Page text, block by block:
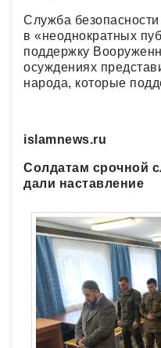
Служба
в «неоднократных
поддержку
осуждениях
народа, которые
islamnews.ru
Солдатам срочной
дали наставление